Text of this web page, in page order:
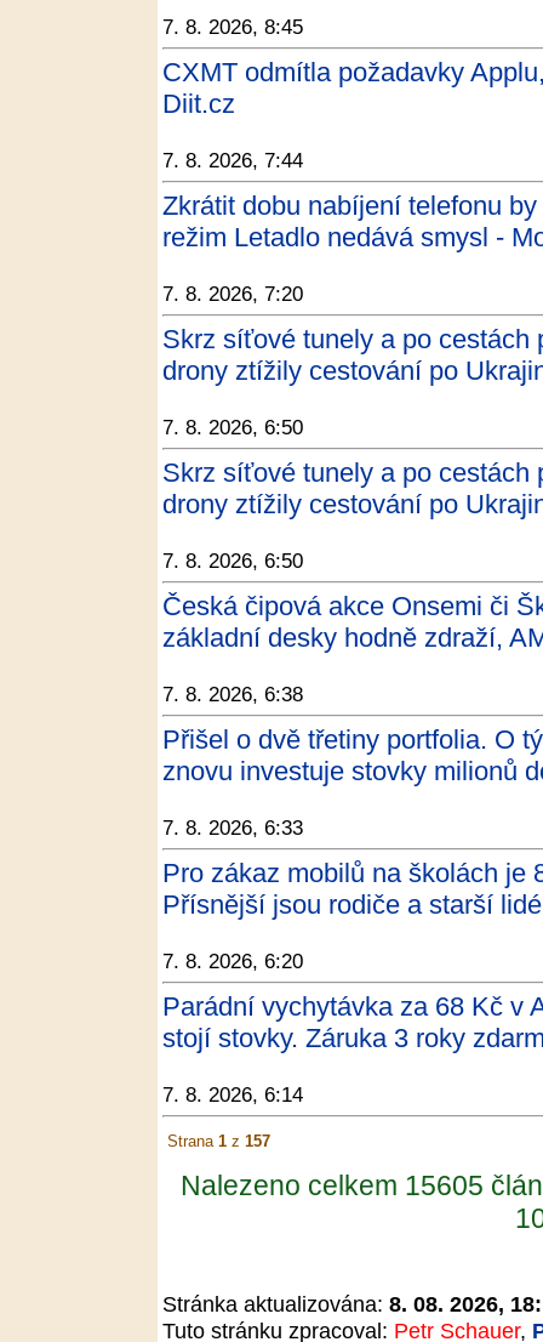
7. 8. 2026, 8:45
CXMT odmítla požadavky
Diit.cz
7. 8. 2026, 7:44
Zkrátit dobu nabíjení telefonu
režim Letadlo nedává smysl -
7. 8. 2026, 7:20
Skrz síťové tunely a po
drony ztížily cestování po
7. 8. 2026, 6:50
Skrz síťové tunely a po
drony ztížily cestování po
7. 8. 2026, 6:50
Česká čipová akce Onsemi či
základní desky hodně zdraží,
7. 8. 2026, 6:38
Přišel o dvě třetiny portfolia. O
znovu investuje stovky milionů
7. 8. 2026, 6:33
Pro zákaz mobilů na školách je
Přísnější jsou rodiče a starší
7. 8. 2026, 6:20
Parádní vychytávka za 68 Kč v
stojí stovky. Záruka 3 roky
7. 8. 2026, 6:14
Strana 1 z 157
Nalezeno celkem 15605
Stránka aktualizována: 8. 08. 2026,
Tuto stránku zpracoval: Petr Schauer,